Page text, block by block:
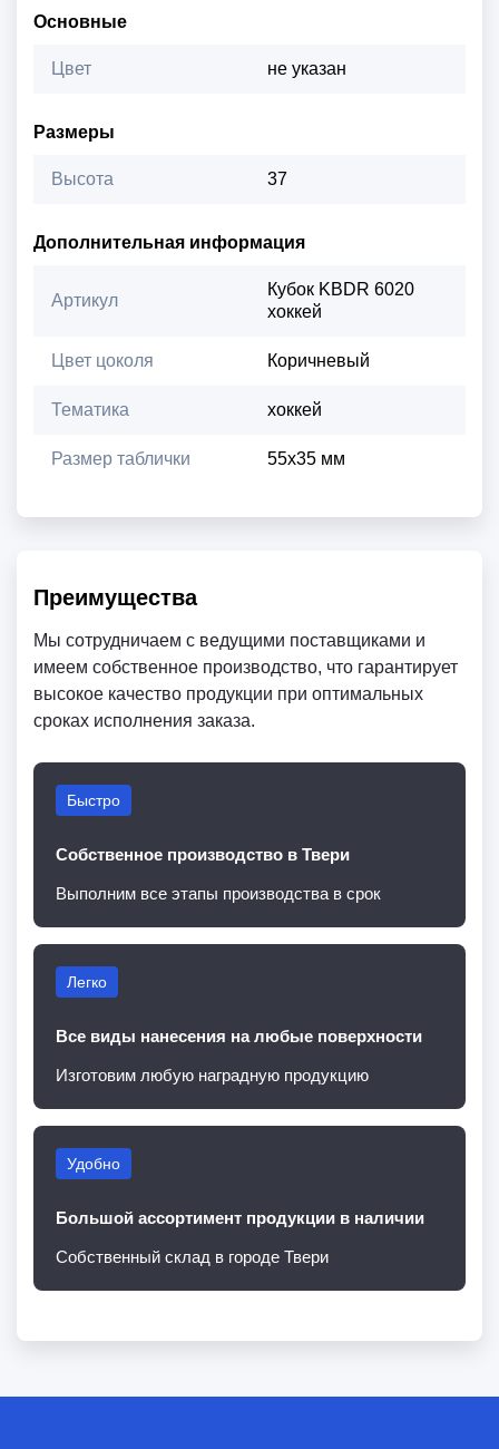
Основные
Цвет не указан
Размеры
Высота 37
Дополнительная информация
Артикул
Кубок KBDR 6020
хоккей
Цвет цоколя Коричневый
Тематика хоккей
Размер таблички 55х35 мм
Преимущества
Мы сотрудничаем с ведущими поставщиками и
имеем собственное производство, что гарантирует
высокое качество продукции при оптимальных
сроках исполнения заказа.
Быстро
Собственное производство в Твери
Выполним все этапы производства в срок
Легко
Все виды нанесения на любые поверхности
Изготовим любую наградную продукцию
Удобно
Большой ассортимент продукции в наличии
Собственный склад в городе Твери